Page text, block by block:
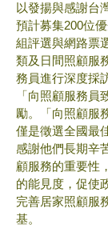
以發揚與感謝台
預計募集200位
組評選與網路票
類及日間照顧服
務員進行深度採
「向照顧服務員
勵。「向照顧服
僅是徵選全國最
感謝他們長期辛
顧服務的重要性
的能見度，促使
完善居家照顧服
基。